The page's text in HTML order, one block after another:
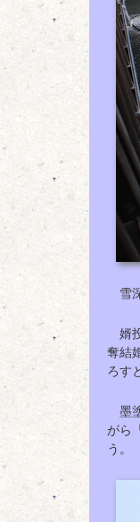
雪
婿
奪結
ろす
墨
がら
う。